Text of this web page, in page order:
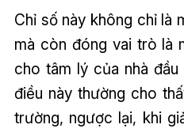
Chỉ số này không chỉ là
mà còn đóng vai trò là
cho tâm lý của nhà
điều này thường cho
trường, ngược lại, khi